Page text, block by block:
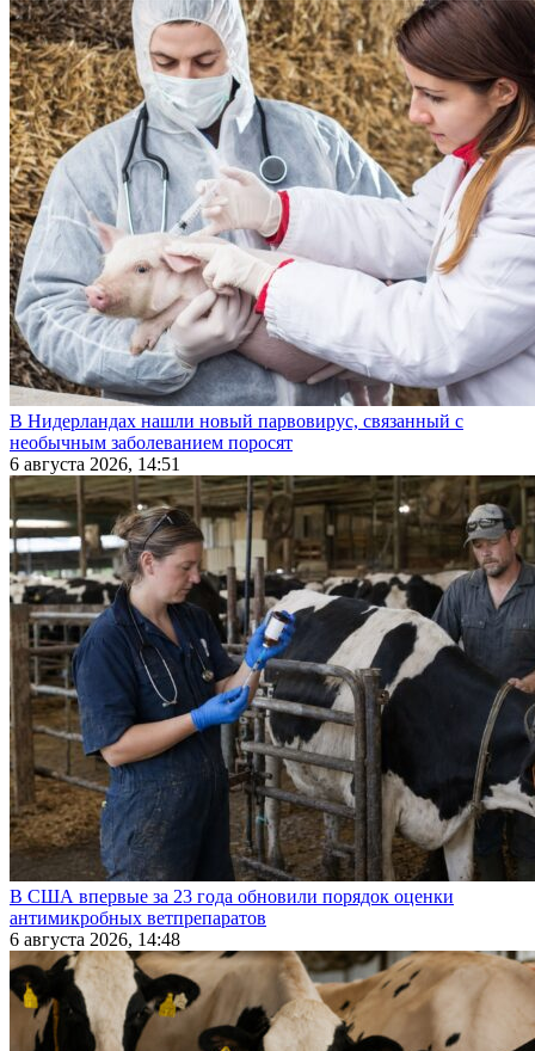
В Нидерландах нашли новый парвовирус, связанный с
необычным заболеванием поросят
6 августа 2026, 14:51
В США впервые за 23 года обновили порядок оценки
антимикробных ветпрепаратов
6 августа 2026, 14:48